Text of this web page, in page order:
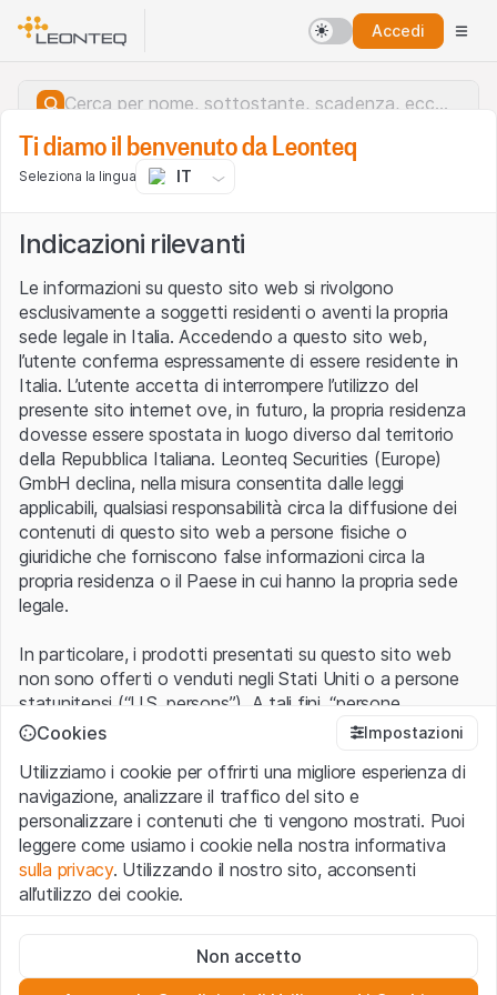
Accedi
Errore del server.
Ti diamo il benvenuto da Leonteq
Seleziona la lingua IT
Indicazioni rilevanti
Le informazioni su questo sito web si rivolgono
esclusivamente a soggetti residenti o aventi la propria
sede legale in Italia. Accedendo a questo sito web,
l’utente conferma espressamente di essere residente in
Italia. L’utente accetta di interrompere l’utilizzo del
presente sito internet ove, in futuro, la propria residenza
dovesse essere spostata in luogo diverso dal territorio
della Repubblica Italiana. Leonteq Securities (Europe)
GmbH declina, nella misura consentita dalle leggi
applicabili, qualsiasi responsabilità circa la diffusione dei
contenuti di questo sito web a persone fisiche o
giuridiche che forniscono false informazioni circa la
propria residenza o il Paese in cui hanno la propria sede
legale.
In particolare, i prodotti presentati su questo sito web
non sono offerti o venduti negli Stati Uniti o a persone
statunitensi (“U.S. persons”). A tali fini, “persone
statunitensi” vanno intese nel significato ad esse ascritto
1933 che include le persone residenti negli Stati Uniti
d’America, le società per azioni e le altre forme societarie
americane.
Condizioni di utilizzo e informazioni legali
Con l’accesso al sito web (di seguito, il “Sito”) si dichiara
avvertenze importanti e le condizioni di utilizzo ivi rese
Cookies Impostazioni
Utilizziamo i cookie per offrirti una migliore esperienza di
navigazione, analizzare il traffico del sito e
personalizzare i contenuti che ti vengono mostrati. Puoi
leggere come usiamo i cookie nella nostra informativa
sulla privacy. Utilizzando il nostro sito, acconsenti
all’utilizzo dei cookie.
Questi cookie sono necessari per il funzionamento del sito
web e non possono essere disattivati.
Non accetto